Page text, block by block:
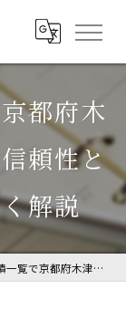
都府木
頼性と
解説
市下京区の信頼性と入札参加資格を詳しく解説